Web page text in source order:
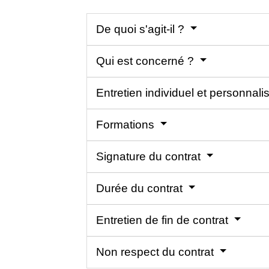
De quoi s'agit-il ?
Qui est concerné ?
Entretien individuel et
Formations
Signature du contrat
Durée du contrat
Entretien de fin de contrat
Non respect du contrat